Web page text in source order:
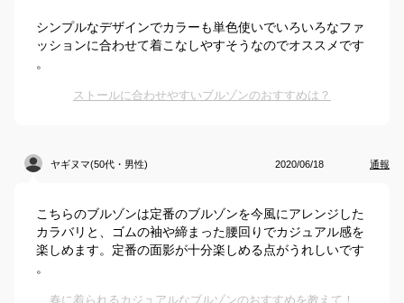
シンプルなデザインでカラーも単色使いでいろいろなファ
ッションに合わせて着こなしやすそうなのでオススメです
。
ストールに合わせやすいブルゾンのおすすめは？
ヤギヌマ(50代・男性) 2020/06/18 通報
こちらのブルゾンは定番のブルゾンを今風にアレンジした
カラバリと、ゴムの袖や締まった腰回りでカジュアル感を
楽しめます。定番の面影が十分楽しめる点がうれしいです
。
春に着られるカジュアルなブルゾンのおすすめを教えて！